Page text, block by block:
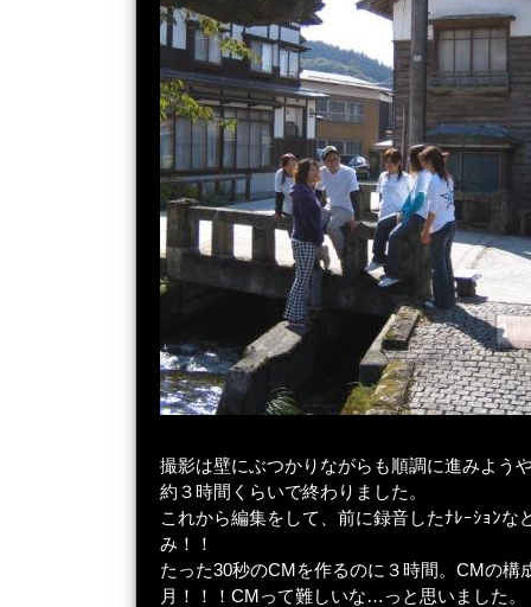
撮影は壁にぶつかりながらも順調に進みよう
約３時間くらいで終わりました。
これから編集をして、前に録音したﾅﾚｰｼｮﾝな
み！！
たった30秒のCMを作るのに３時間。CMの構
月！！！CMって難しいな…っと思いました。